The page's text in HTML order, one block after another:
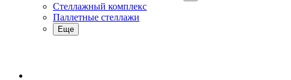
Стеллажный комплекс
Паллетные стеллажи
Еще